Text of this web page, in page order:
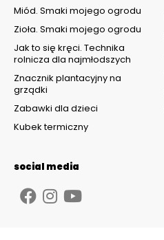
Miód. Smaki mojego ogrodu
Zioła. Smaki mojego ogrodu
Jak to się kręci. Technika
rolnicza dla najmłodszych
Znacznik plantacyjny na
grządki
Zabawki dla dzieci
Kubek termiczny
social media